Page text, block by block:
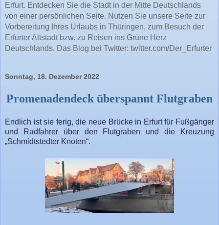
Erfurt. Entdecken Sie die Stadt in der Mitte Deutschlands
von einer persönlichen Seite. Nutzen Sie unsere Seite zur
Vorbereitung Ihres Urlaubs in Thüringen, zum Besuch der
Erfurter Altstadt bzw. zu Reisen ins Grüne Herz
Deutschlands. Das Blog bei Twitter: twitter.com/Der_Erfurter
Sonntag, 18. Dezember 2022
Promenadendeck überspannt Flutgraben
Endlich ist sie ferig, die neue Brücke in Erfurt für Fußgänger
und Radfahrer über den Flutgraben und die Kreuzung
„Schmidtstedter Knoten“.